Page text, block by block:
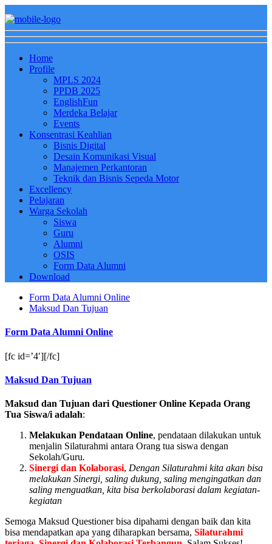
Home
Profile
MPLS 2024
PPDB 2025
EnglishFun
Merdeka Belajar
Events
Konsentrasi Keahlian
Bisnis Digital
Desain Komunikasi Visual
Manajemen Perkantoran
Teknik dan Bisnis Sepeda Motor
Excellency
Pelajaran
Warga Sekolah
Siswa
Guru
Alumni
OSIS
Form Data Alumni
Download
Form Data Alumni Online
Maksud Dan Tujuan
Form Data Alumni Online
[fc id=’4′][/fc]
Maksud Dan Tujuan
Maksud dan Tujuan dari Questioner Online Kepada Orang
Tua Siswa/i adalah:
Melakukan Pendataan Online, pendataan dilakukan untuk
menjalin Silaturahmi antara Orang tua siswa dengan
Sekolah/Guru.
Sinergi dan Kolaborasi, Dengan Silaturahmi kita akan bisa
melakukan Sinergi, saling dukung, saling mengingatkan dan
saling menguatkan, kita bisa berkolaborasi dalam kegiatan-
kegiatan
Semoga Maksud Questioner bisa dipahami dengan baik dan kita
bisa mendapatkan apa yang diharapkan bersama, Silaturahmi